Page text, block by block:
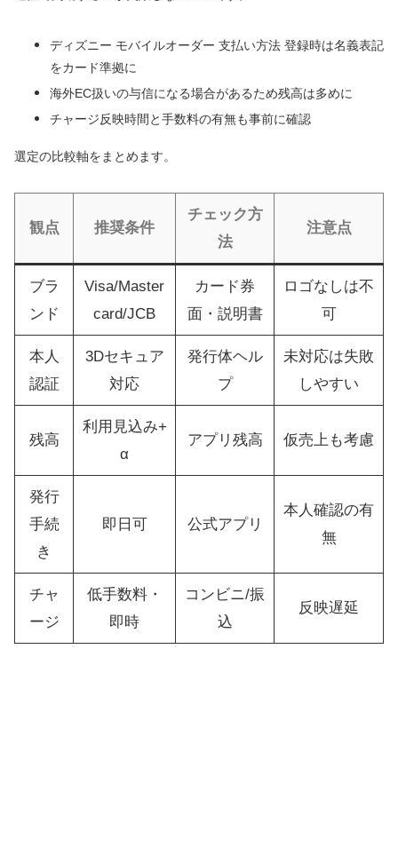
ディズニー モバイルオーダー 支払い方法 登録時は名義表記
をカード準拠に
海外EC扱いの与信になる場合があるため残高は多めに
チャージ反映時間と手数料の有無も事前に確認
選定の比較軸をまとめます。
観点 推奨条件
チェック方
法
注意点
ブラ
ンド
Visa/Master
card/JCB
カード券
面・説明書
ロゴなしは不
可
本人
認証
3Dセキュア
対応
発行体ヘル
プ
未対応は失敗
しやすい
残高
利用見込み+
α
アプリ残高 仮売上も考慮
発行
手続
き
即日可 公式アプリ
本人確認の有
無
チャ
ージ
低手数料・
即時
コンビニ/振
込
反映遅延